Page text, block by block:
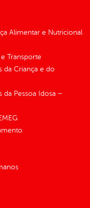
Alimentar e Nutricional
Transporte
da Criança e do
da Pessoa Idosa –